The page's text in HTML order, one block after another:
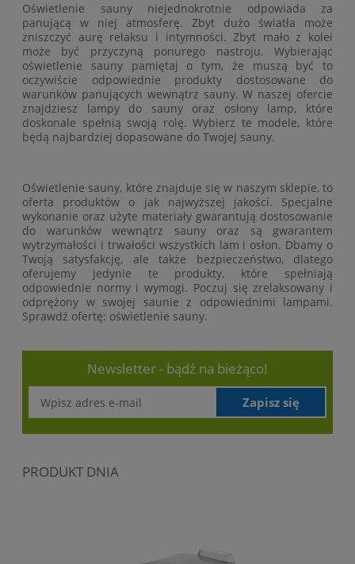
Oświetlenie sauny niejednokrotnie odpowiada za
panującą w niej atmosferę. Zbyt dużo światła może
zniszczyć aurę relaksu i intymności. Zbyt mało z kolei
może być przyczyną ponurego nastroju. Wybierając
oświetlenie sauny pamiętaj o tym, że muszą być to
oczywiście odpowiednie produkty dostosowane do
warunków panujących wewnątrz sauny. W naszej ofercie
znajdziesz lampy do sauny oraz osłony lamp, które
doskonale spełnią swoją rolę. Wybierz te modele, które
będą najbardziej dopasowane do Twojej sauny.
Oświetlenie sauny, które znajduje się w naszym sklepie, to
oferta produktów o jak najwyższej jakości. Specjalne
wykonanie oraz użyte materiały gwarantują dostosowanie
do warunków wewnątrz sauny oraz są gwarantem
wytrzymałości i trwałości wszystkich lam i osłon. Dbamy o
Twoją satysfakcję, ale także bezpieczeństwo, dlatego
oferujemy jedynie te produkty, które spełniają
odpowiednie normy i wymogi. Poczuj się zrelaksowany i
odprężony w swojej saunie z odpowiednimi lampami.
Sprawdź ofertę: oświetlenie sauny.
Newsletter - bądź na bieżąco!
Zapisz się
PRODUKT DNIA